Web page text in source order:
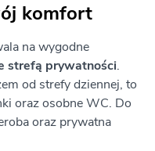
komfort
na wygodne
strefą prywatności.
od strefy dziennej, to
oraz osobne WC. Do
oraz prywatna